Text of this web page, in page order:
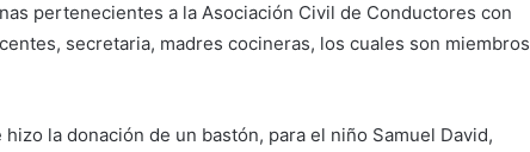
pertenecientes a la Asociación Civil de Conductores con
secretaria, madres cocineras, los cuales son miembros
la donación de un bastón, para el niño Samuel David,